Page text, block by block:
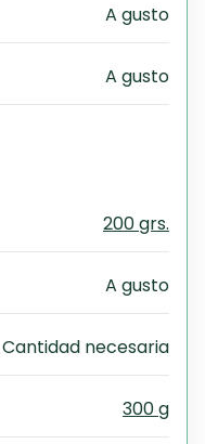
A gusto
A gusto
200 grs.
A gusto
Cantidad necesaria
300 g